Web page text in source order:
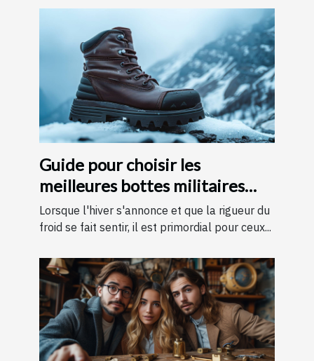
Guide pour choisir les
meilleures bottes militaires
pour l'hiver
Lorsque l'hiver s'annonce et que la rigueur du
froid se fait sentir, il est primordial pour ceux...